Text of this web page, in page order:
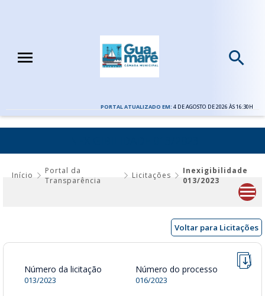
PORTAL ATUALIZADO EM: 4 DE AGOSTO DE 2026 ÀS 16:30H
Início
Portal da
Transparência
Licitações
Inexigibilidade
013/2023
Voltar para Licitações
Número da licitação
013/2023
Número do processo
016/2023